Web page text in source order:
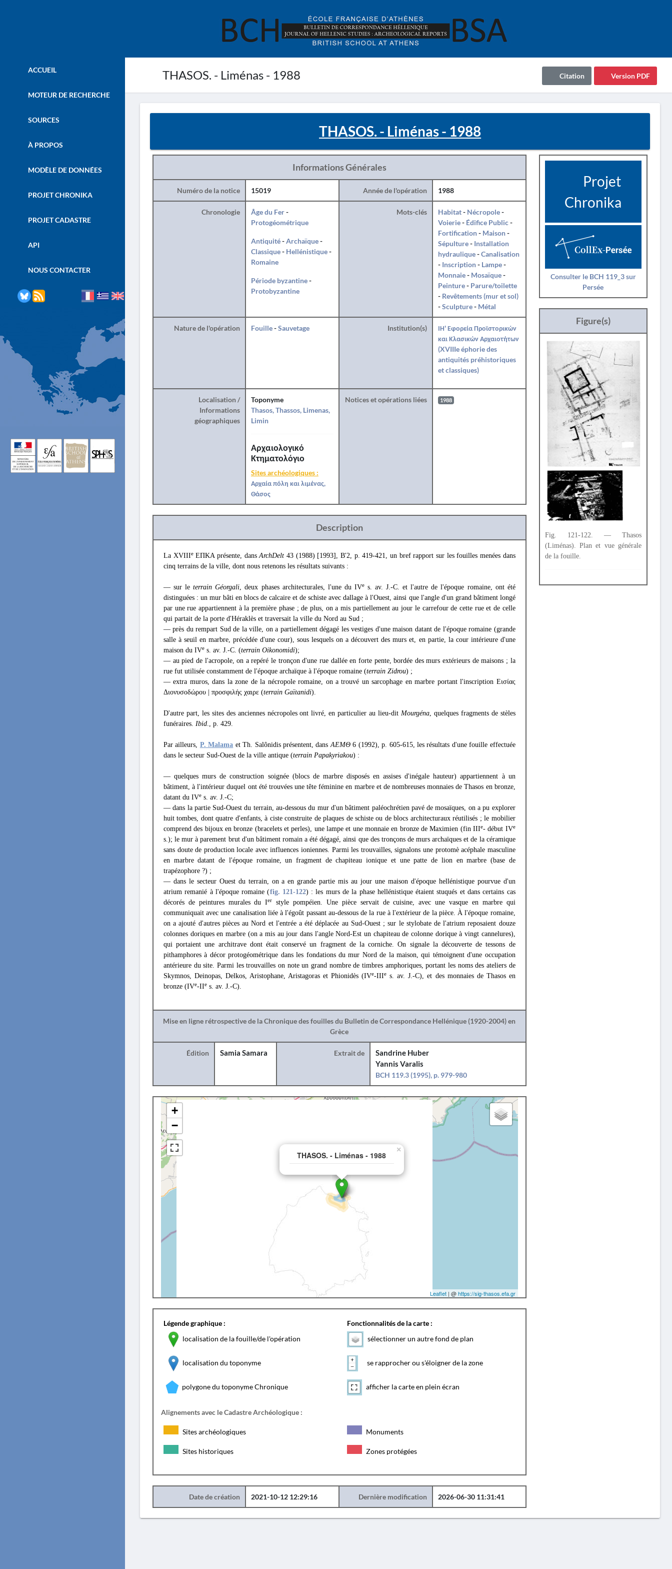
THASOS. - Liménas - 1988 Version PDF
Citation
ACCUEIL
MOTEUR DE RECHERCHE
SOURCES
À PROPOS
MODÈLE DE DONNÉES
PROJET CHRONIKA
PROJET CADASTRE
API
NOUS CONTACTER
THASOS. - Liménas - 1988
Informations Générales
Numéro de la notice 15019 Année de l'opération 1988
Chronologie Âge du Fer-
Protogéométrique
Antiquité-Archaïque-
Classique- Hellénistique-
Romaine
Période byzantine-
Protobyzantine
Mots-clés Habitat- Nécropole-
Voierie- Édifice Public-
Fortification- Maison-
Sépulture- Installation
hydraulique-Canalisation
- Inscription- Lampe-
Monnaie- Mosaïque-
Peinture- Parure/toilette
- Revêtements (mur et sol)
-Sculpture- Métal
Nature de l'opération Fouille-Sauvetage Institution(s)
ΙΗ' Εφορεία Προϊστορικών
και Κλασικών Αρχαιοτήτων
(XVIIIe éphorie des
antiquités préhistoriques
et classiques)
Localisation /
Informations
géographiques
Toponyme
Thasos, Thassos, Limenas,
Limin
Αρχαιολογικό
Κτηματολόγιο
Sites archéologiques :
Αρχαία πόλη και λιμένας,
Θάσος
Notices et opérations liées 1988
Description
La XVIIIeΕΠΚΑ présente, dansArchDelt43 (1988) [1993], B'2, p. 419-421, un bref rapport sur les fouilles menées dans
cinq terrains de la ville, dont nous retenons les résultats suivants :
— sur leterrain Géorgali, deux phases architecturales, l'une du IVes. av. J.-C. et l'autre de l'époque romaine, ont été
distinguées : un mur bâti en blocs de calcaire et de schiste avec dallage à l'Ouest, ainsi que l'angle d'un grand bâtiment longé
par une rue appartiennent à la première phase ; de plus, on a mis partiellement au jour le carrefour de cette rue et de celle
qui partait de la porte d'Héraklès et traversait la ville du Nord au Sud ;
— près du rempart Sud de la ville, on a partiellement dégagé les vestiges d'une maison datant de l'époque romaine (grande
salle à seuil en marbre, précédée d'une cour), sous lesquels on a découvert des murs et, en partie, la cour intérieure d'une
maison du IVe s. av. J.-C. (terrain Oikonomidi);
— au pied de l'acropole, on a repéré le tronçon d'une rue dallée en forte pente, bordée des murs extérieurs de maisons ; la
rue fut utilisée constamment de l'époque archaïque à l'époque romaine (terrain Zidrou) ;
— extra muros, dans la zone de la nécropole romaine, on a trouvé un sarcophage en marbre portant l'inscription Εισίας
Διονυσοδώρου | προσφιλής χαιρε (terrain Gaïtanidi).
D'autre part, les sites des anciennes nécropoles ont livré, en particulier au lieu-dit Mourgéna, quelques fragments de stèles
funéraires. Ibid., p. 429.
Par ailleurs, P. Malama et Th. Salônidis présentent, dansΑΕΜΘ6 (1992), p. 605-615, les résultats d'une fouille effectuée
dans le secteur Sud-Ouest de la ville antique (terrain Papakyriakou) :
— quelques murs de construction soignée (blocs de marbre disposés en assises d'inégale hauteur) appartiennent à un
bâtiment, à l'intérieur duquel ont été trouvées une tête féminine en marbre et de nombreuses monnaies de Thasos en bronze,
datant du IVe s. av. J.-C;
— dans la partie Sud-Ouest du terrain, au-dessous du mur d'un bâtiment paléochrétien pavé de mosaïques, on a pu explorer
huit tombes, dont quatre d'enfants, à ciste construite de plaques de schiste ou de blocs architecturaux réutilisés ; le mobilier
comprend des bijoux en bronze (bracelets et perles), une lampe et une monnaie en bronze de Maximien (fin IIIe- début IVe
s.); le mur à parement brut d'un bâtiment romain a été dégagé, ainsi que des tronçons de murs archaïques et de la céramique
sans doute de production locale avec influences ioniennes. Parmi les trouvailles, signalons une protomè acéphale masculine
en marbre datant de l'époque romaine, un fragment de chapiteau ionique et une patte de lion en marbre (base de
trapézophore ?) ;
— dans le secteur Ouest du terrain, on a en grande partie mis au jour une maison d'époque hellénistique pourvue d'un
atrium remanié à l'époque romaine (fig. 121-122) : les murs de la phase hellénistique étaient stuqués et dans certains cas
décorés de peintures murales du Ier
style pompéien. Une pièce servait de cuisine, avec une vasque en marbre qui
communiquait avec une canalisation liée à l'égoût passant au-dessous de la rue à l'extérieur de la pièce. À l'époque romaine,
on a ajouté d'autres pièces au Nord et l'entrée a été déplacée au Sud-Ouest ; sur le stylobate de l'atrium reposaient douze
colonnes doriques en marbre (on a mis au jour dans l'angle Nord-Est un chapiteau de colonne dorique à vingt cannelures),
qui portaient une architrave dont était conservé un fragment de la corniche. On signale la découverte de tessons de
pithamphores à décor protogéométrique dans les fondations du mur Nord de la maison, qui témoignent d'une occupation
antérieure du site. Parmi les trouvailles on note un grand nombre de timbres amphoriques, portant les noms des ateliers de
Skymnos, Deinopas, Delkos, Aristophane, Aristagoras et Phionidès (IVe-IIIe s. av. J.-C), et des monnaies de Thasos en
bronze (IVe-IIe s. av. J.-C).
Mise en ligne rétrospective de la Chronique des fouilles du Bulletin de Correspondance Hellénique (1920-2004) en
Grèce
Édition Samia Samara Extrait de
Sandrine Huber
Yannis Varalis
BCH 119.3 (1995), p. 979-980
THASOS. - Liménas - 1988
×
+
−
Leaflet| @https://sig-thasos.efa.gr
Légende graphique :
localisation de la fouille/de l'opération
localisation du toponyme
polygone du toponyme Chronique
Fonctionnalités de la carte :
sélectionner un autre fond de plan
se rapprocher ou s'éloigner de la zone
afficher la carte en plein écran
Alignements avec le Cadastre Archéologique :
Sites archéologiques Monuments
Sites historiques Zones protégées
Date de création 2021-10-12 12:29:16 Dernière modification 2026-06-30 11:31:41
Projet
Chronika
Consulter le BCH 119_3 sur
Persée
Figure(s)
Fig. 121-122. — Thasos
(Liménas). Plan et vue générale
de la fouille.